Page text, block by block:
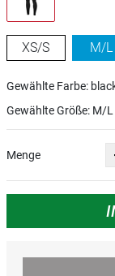
XS/S M/L
Gewählte Farbe:
Gewählte Größe: M/L
Menge